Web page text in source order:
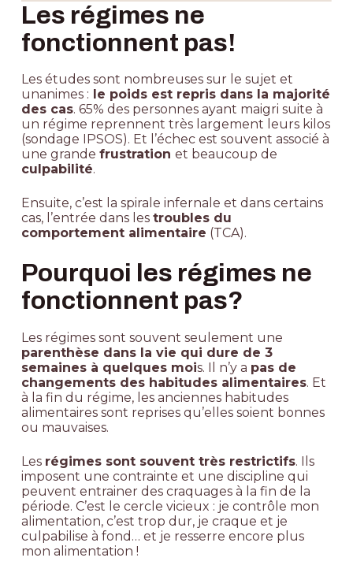
Les régimes ne
fonctionnent pas!
Les études sont nombreuses sur le sujet et
unanimes : le poids est repris dans la majorité
des cas. 65% des personnes ayant maigri suite à
un régime reprennent très largement leurs kilos
(sondage IPSOS). Et l’échec est souvent associé à
une grande frustration et beaucoup de
culpabilité.
Ensuite, c’est la spirale infernale et dans certains
cas, l’entrée dans les troubles du
comportement alimentaire (TCA).
Pourquoi les régimes ne
fonctionnent pas?
Les régimes sont souvent seulement une
parenthèse dans la vie qui dure de 3
semaines à quelques mois. Il n’y a pas de
changements des habitudes alimentaires. Et
à la fin du régime, les anciennes habitudes
alimentaires sont reprises qu’elles soient bonnes
ou mauvaises.
Les régimes sont souvent très restrictifs. Ils
imposent une contrainte et une discipline qui
peuvent entrainer des craquages à la fin de la
période. C’est le cercle vicieux : je contrôle mon
alimentation, c’est trop dur, je craque et je
culpabilise à fond… et je resserre encore plus
mon alimentation !